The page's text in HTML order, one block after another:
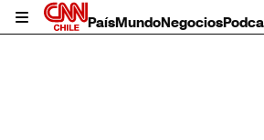
PaísMundoNegocios